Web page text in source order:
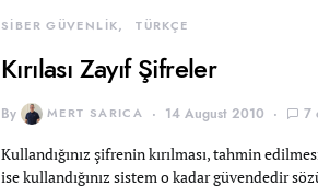
SİBER GÜVENLİK TÜRKÇE
Kırılası Zayıf Şifreler
By MERT SARICA 14 August 2010 7
Kullandığınız şifrenin kırılması, tahmin
ise kullandığınız sistem o kadar güvendedir